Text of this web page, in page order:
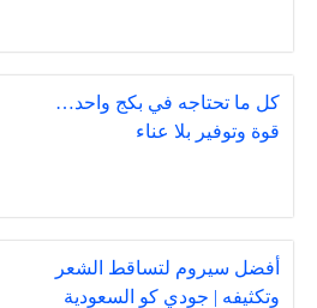
كل ما تحتاجه في بكج واحد…
قوة وتوفير بلا عناء
أفضل سيروم لتساقط الشعر
وتكثيفه | جودي كو السعودية